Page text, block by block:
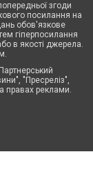
згоди
посилання на
обов'язкове
гіперпосилання
в якості джерела.
"Пресреліз",
правах реклами.